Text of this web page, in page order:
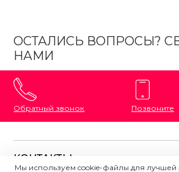
ОСТАЛИСЬ ВОПРОСЫ?
НАМИ
Обратный звонок Позвоните
КОНТАКТЫ
Мы используем cookie-файлы для